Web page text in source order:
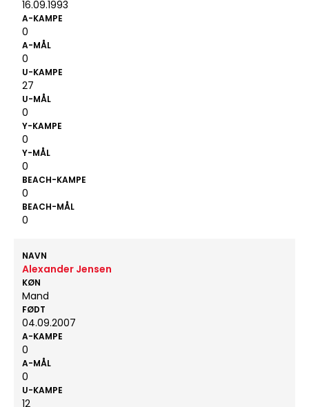
16.09.1993
A-KAMPE
0
A-MÅL
0
U-KAMPE
27
U-MÅL
0
Y-KAMPE
0
Y-MÅL
0
BEACH-KAMPE
0
BEACH-MÅL
0
NAVN
Alexander Jensen
KØN
Mand
FØDT
04.09.2007
A-KAMPE
0
A-MÅL
0
U-KAMPE
12